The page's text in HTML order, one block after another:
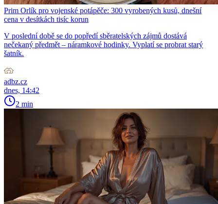
Prim Orlík pro vojenské potápěče: 300 vyrobených kusů, dnešní
cena v desítkách tisíc korun
V poslední době se do popředí sběratelských zájmů dostává
nečekaný předmět – náramkové hodinky. Vyplatí se probrat starý
šatník.
adbz.cz
dnes, 14:42
2 min